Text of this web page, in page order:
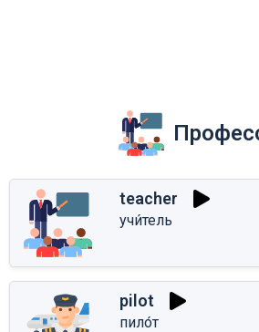
teacher
учи́тель
pilot
пило́т